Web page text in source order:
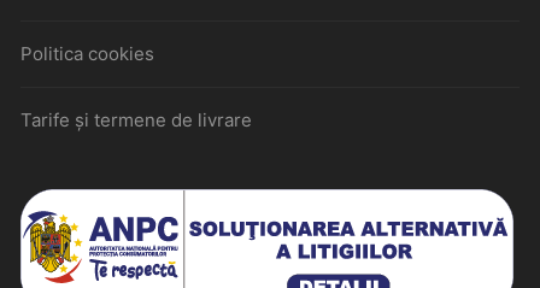
Politica cookies
Tarife și termene de livrare